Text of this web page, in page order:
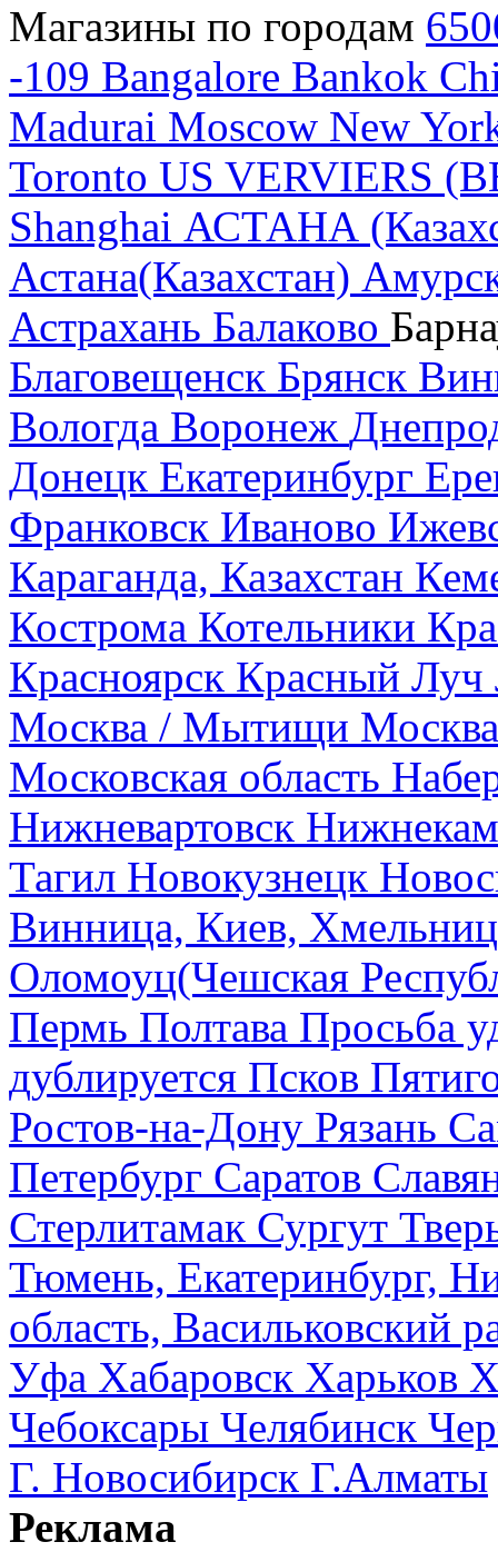
Магазины по городам
-109 Bangalore Bankok
Madurai Moscow New
Toronto US VERVIERS
Shanghai АСТАНА
Астана(Казахстан)
Астрахань Балаково
Благовещенск Брянск
Вологда Воронеж
Донецк Екатеринбург
Франковск Иваново
Караганда, Казахстан
Кострома Котельники
Красноярск Красный Луч
Москва / Мытищи
Московская область
Нижневартовск
Тагил Новокузнецк
Винница, Киев,
Оломоуц(Чешская
Пермь Полтава Просьба
дублируется Псков
Ростов-на-Дону Рязань
Петербург Саратов
Стерлитамак Сургут
Тюмень, Екатеринбург,
область, Васильковский
Уфа Хабаровск Харьков
Чебоксары Челябинск
Г. Новосибирск Г.Алматы
Реклама